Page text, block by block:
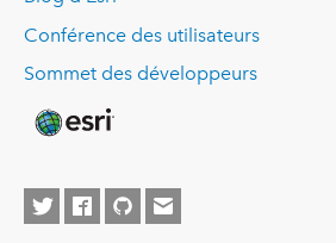
Conférence des utilisateurs
Sommet des développeurs